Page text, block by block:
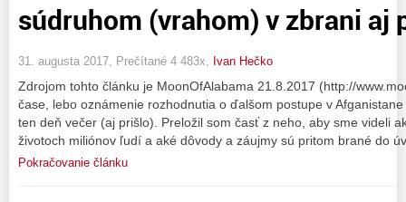
súdruhom (vrahom) v zbrani aj
31. augusta 2017, Prečítané 4 483x, Ivan Hečko
Zdrojom tohto článku je MoonOfAlabama 21.8.2017 (http://
čase, lebo oznámenie rozhodnutia o ďalšom postupe v
ten deň večer (aj prišlo). Preložil som časť z neho, aby sme videli
životoch miliónov ľudí a aké dôvody a záujmy sú pritom brané do
Pokračovanie článku